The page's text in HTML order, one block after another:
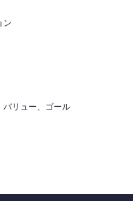
ン
バリュー、ゴール